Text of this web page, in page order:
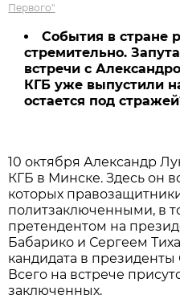
Первого"
События в стране
стремительно.
встречи с
КГБ уже выпустили
остается под
10 октября Александр
КГБ в Минске. Здесь он
которых
политзаключенными, в
претендентом на
Бабарико и Сергеем
кандидата в
Всего на встрече
заключенных.